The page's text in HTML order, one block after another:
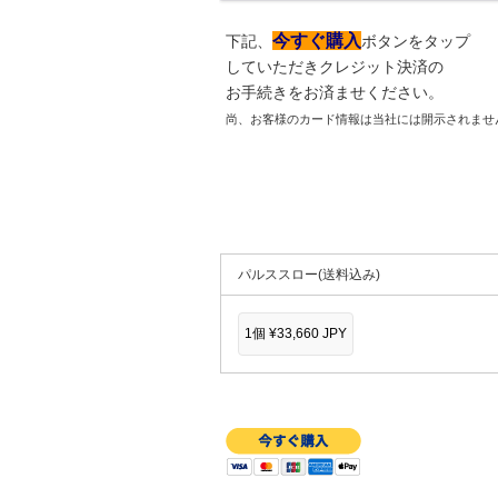
下記、 今すぐ購入ボタンをタップ
していただきクレジット決済の
お手続きをお済ませください。
尚、お客様のカード情報は当社には開示されませ
パルススロー(送料込み)